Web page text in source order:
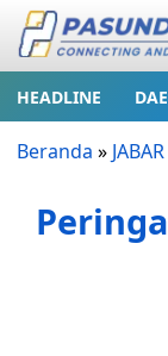
HEADLINE
Beranda » JABAR